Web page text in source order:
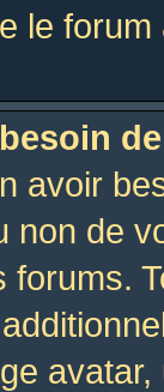
le
avoir
non de